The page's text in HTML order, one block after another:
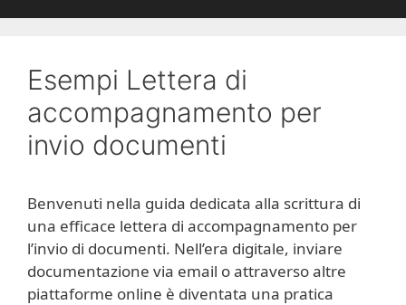
Esempi Lettera di
accompagnamento per
invio documenti
Benvenuti nella guida dedicata alla scrittura di
una efficace lettera di accompagnamento per
l’invio di documenti. Nell’era digitale, inviare
documentazione via email o attraverso altre
piattaforme online è diventata una pratica